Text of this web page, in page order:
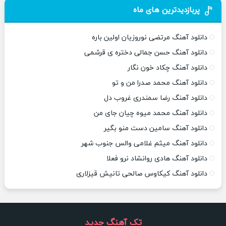
پربازدیدترین های ماه
دانلود آهنگ مرتضی نوروزیان اولین باره
دانلود آهنگ حسن جمالی دختره ی قرشمی
دانلود آهنگ چکاد خون نگار
دانلود آهنگ محمد صدرا من و تو
دانلود آهنگ رضا سمندری غروب دل
دانلود آهنگ محمد میوه چیان جای من
دانلود آهنگ سامین دست منو بگیر
دانلود آهنگ میثم غلامی والس جنوب شهر
دانلود آهنگ هادی روانشاد نرو فعلا
دانلود آهنگ کیکاوس صالحی تانیش قیزلاری
تک آهنگ جدید